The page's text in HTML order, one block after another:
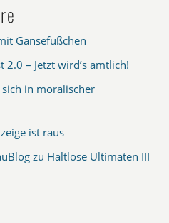
Gänsefüßchen
2.0 – Jetzt wird’s amtlich!
in moralischer
ist raus
zu Haltlose Ultimaten III